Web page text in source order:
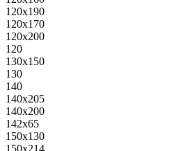
120х190
120х170
120х200
120
130х150
130
140
140х205
140х200
142х65
150х130
150х214